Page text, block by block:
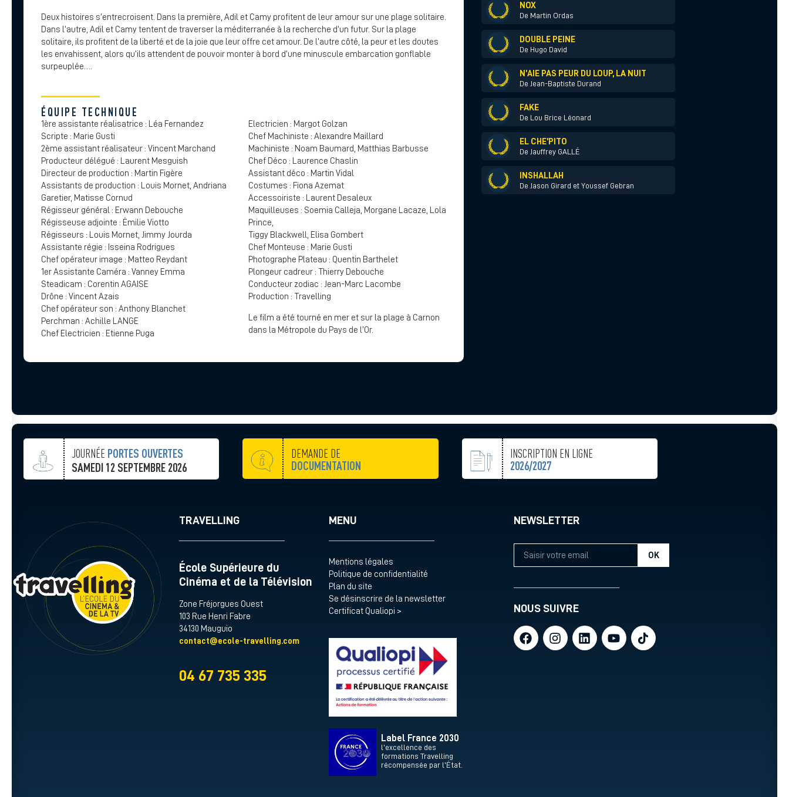
Deux histoires s’entrecroisent. Dans la première, Adil et Camy profitent de leur amour sur une plage solitaire.
Dans l’autre, Adil et Camy tentent de traverser la méditerranée à la recherche d’un futur. Sur la plage
solitaire, ils profitent de la liberté et de la joie que leur offre cet amour. De l’autre côté, la peur et les doutes
les envahissent, alors qu’ils attendent de pouvoir monter à bord d’une minuscule embarcation gonflable
surpeuplée….
ÉQUIPE TECHNIQUE
1ère assistante réalisatrice : Léa Fernandez
Scripte : Marie Gusti
2ème assistant réalisateur : Vincent Marchand
Producteur délégué : Laurent Mesguish
Directeur de production : Martin Figère
Assistants de production : Louis Mornet, Andriana
Garetier, Matisse Cornud
Régisseur général : Erwann Debouche
Régisseuse adjointe : Émilie Viotto
Régisseurs : Louis Mornet, Jimmy Jourda
Assistante régie : Isseina Rodrigues
Chef opérateur image : Matteo Reydant
1er Assistante Caméra : Vanney Emma
Steadicam : Corentin AGAISE
Drône : Vincent Azais
Chef opérateur son : Anthony Blanchet
Perchman : Achille LANGE
Chef Electricien : Etienne Puga
Electricien : Margot Golzan
Chef Machiniste : Alexandre Maillard
Machiniste : Noam Baumard, Matthias Barbusse
Chef Déco : Laurence Chaslin
Assistant déco : Martin Vidal
Costumes : Fiona Azemat
Accessoiriste : Laurent Desaleux
Maquilleuses : Soemia Calleja, Morgane Lacaze, Lola
Prince,
Tiggy Blackwell, Elisa Gombert
Chef Monteuse : Marie Gusti
Photographe Plateau : Quentin Barthelet
Plongeur cadreur : Thierry Debouche
Conducteur zodiac : Jean-Marc Lacombe
Production : Travelling
Le film a été tourné en mer et sur la plage à Carnon
dans la Métropole du Pays de l’Or.
NOX
De Martin Ordas
DOUBLE PEINE
De Hugo David
N’AIE PAS PEUR DU LOUP, LA NUIT
De Jean-Baptiste Durand
FAKE
De Lou Brice Léonard
EL CHE’PITO
De Jauffrey GALLÉ
INSHALLAH
De Jason Girard et Youssef Gebran
JOURNÉE PORTES OUVERTES
SAMEDI 12 SEPTEMBRE 2026
DEMANDE DE
DOCUMENTATION
INSCRIPTION EN LIGNE
2026/2027
TRAVELLING
École Supérieure du
Cinéma et de la Télévision
Zone Fréjorgues Ouest
103 Rue Henri Fabre
34130 Mauguio
contact@ecole-travelling.com
04 67 735 335
MENU
Mentions légales
Politique de confidentialité
Plan du site
Se désinscrire de la newsletter
Certificat Qualiopi >
Label France 2030
l’excellence des
formations Travelling
récompensée par l’État.
NEWSLETTER
OK
NOUS SUIVRE